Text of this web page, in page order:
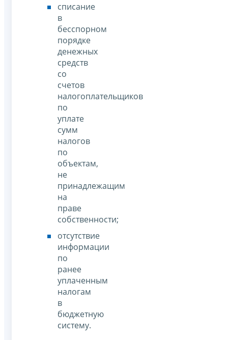
списание
в
бесспорном
порядке
денежных
средств
со
счетов
налогоплательщиков
по
уплате
сумм
налогов
по
объектам,
не
принадлежащим
на
праве
собственности;
отсутствие
информации
по
ранее
уплаченным
налогам
в
бюджетную
систему.